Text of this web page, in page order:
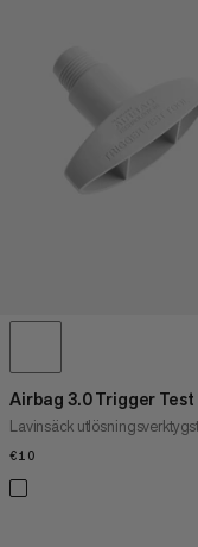
Airbag 3.0 Trigger Test
Lavinsäck
€10